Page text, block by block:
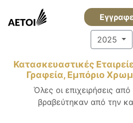
2025
Κατασκευαστικές
Γραφεία, Εμπόριο
Όλες οι επιχειρήσεις
βραβεύτηκαν από την